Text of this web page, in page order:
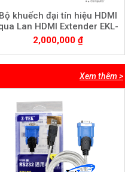
Bộ khuếch đại tín hiệu HDMI
Lan HDMI Extender EKL-
HE150
2,000,000 ₫
Xem thêm >